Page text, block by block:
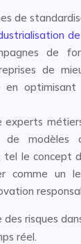
de
de
de
en
experts
modèles
le concept
comme un
risques
réel.